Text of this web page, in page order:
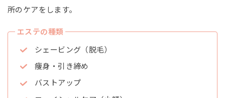
所のケアをします。
エステの種類
シェービング（脱毛）
痩身・引き締め
バストアップ